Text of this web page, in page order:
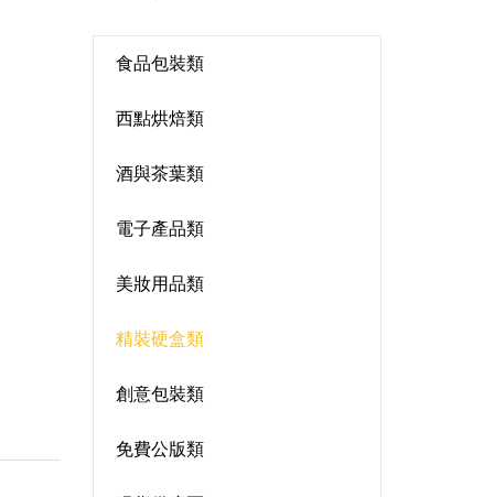
食品包裝類
西點烘焙類
酒與茶葉類
電子產品類
美妝用品類
精裝硬盒類
創意包裝類
免費公版類